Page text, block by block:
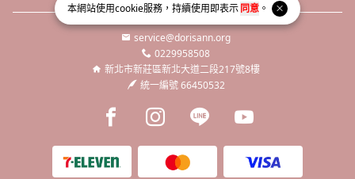
本網站使用cookie服務，持續使用即表示同意 。
service@dorisann.org
0229958508
新北市新莊區新北大道二段217號8樓
統一編號 66450532
Facebook page
Instagram page
Line pageYoutube page